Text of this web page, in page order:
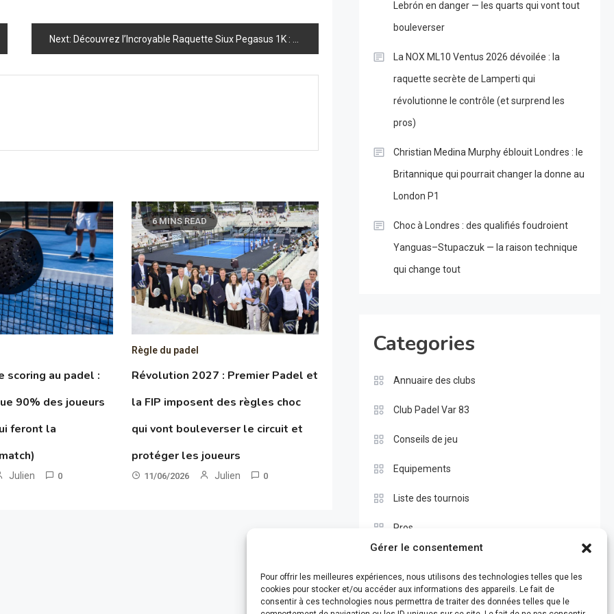
Gérer le consentement
Pour offrir les meilleures expériences, nous utilisons des technologies telles que les
cookies pour stocker et/ou accéder aux informations des appareils. Le fait de
consentir à ces technologies nous permettra de traiter des données telles que le
Next: Découvrez l’Incroyable Raquette Siux Pegasus 1K : L’Arme Secrète des Champions du Padel !
scoring au padel :
90% des joueurs
feront la
Julien 0
6 MINS READ
Règle du padel
Révolution 2027 : Premier Padel et
la FIP imposent des règles choc
qui vont bouleverser le circuit et
protéger les joueurs
11/06/2026 Julien 0
Lebrón en danger — les quarts qui vont tout
bouleverser
La NOX ML10 Ventus 2026 dévoilée : la
raquette secrète de Lamperti qui
révolutionne le contrôle (et surprend les
pros)
Christian Medina Murphy éblouit Londres : le
Britannique qui pourrait changer la donne au
London P1
Choc à Londres : des qualifiés foudroient
Yanguas–Stupaczuk — la raison technique
qui change tout
Categories
Annuaire des clubs
Club Padel Var 83
Conseils de jeu
Equipements
Liste des tournois
Pros
Test